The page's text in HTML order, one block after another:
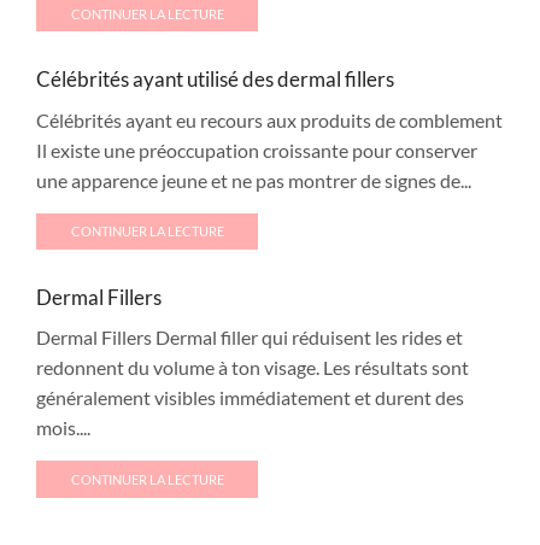
CONTINUER LA LECTURE
Célébrités ayant utilisé des dermal fillers
Célébrités ayant eu recours aux produits de comblement
Il existe une préoccupation croissante pour conserver
une apparence jeune et ne pas montrer de signes de...
CONTINUER LA LECTURE
Dermal Fillers
Dermal Fillers Dermal filler qui réduisent les rides et
redonnent du volume à ton visage. Les résultats sont
généralement visibles immédiatement et durent des
mois....
CONTINUER LA LECTURE